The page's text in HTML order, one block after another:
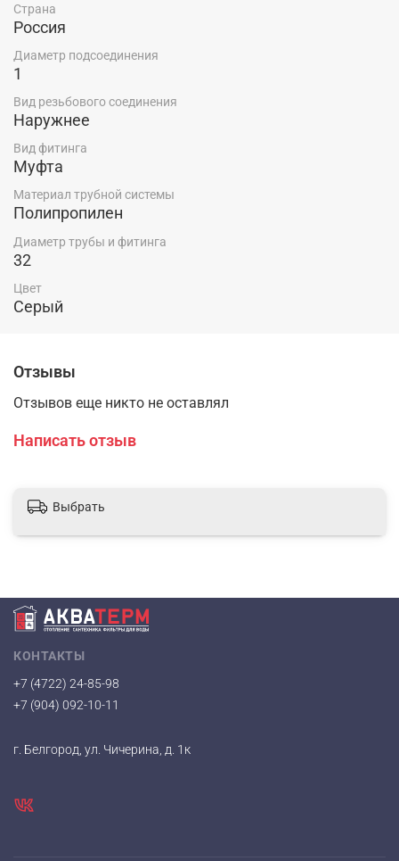
Страна
Россия
Диаметр подсоединения
1
Вид резьбового соединения
Наружнее
Вид фитинга
Муфта
Материал трубной системы
Полипропилен
Диаметр трубы и фитинга
32
Цвет
Серый
Отзывы
Отзывов еще никто не оставлял
Написать отзыв
Выбрать
КОНТАКТЫ
+7 (4722) 24-85-98
+7 (904) 092-10-11
г. Белгород, ул. Чичерина, д. 1к